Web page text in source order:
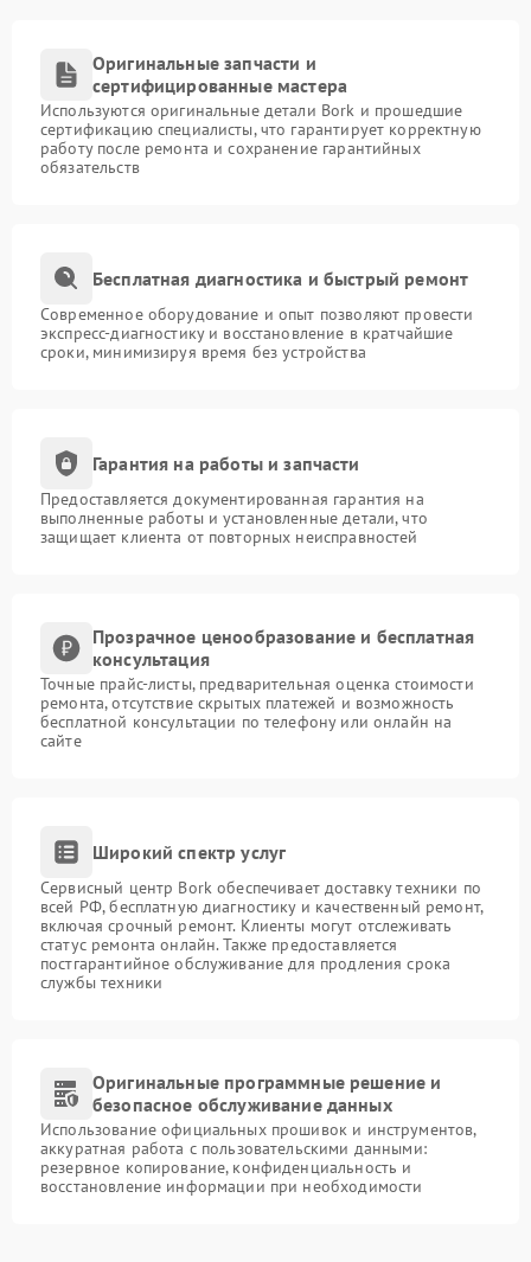
Оригинальные запчасти и
сертифицированные мастера
Используются оригинальные детали Bork и прошедшие
сертификацию специалисты, что гарантирует корректную
работу после ремонта и сохранение гарантийных
обязательств
Бесплатная диагностика и быстрый ремонт
Современное оборудование и опыт позволяют провести
экспресс-диагностику и восстановление в кратчайшие
сроки, минимизируя время без устройства
Гарантия на работы и запчасти
Предоставляется документированная гарантия на
выполненные работы и установленные детали, что
защищает клиента от повторных неисправностей
Прозрачное ценообразование и бесплатная
консультация
Точные прайс-листы, предварительная оценка стоимости
ремонта, отсутствие скрытых платежей и возможность
бесплатной консультации по телефону или онлайн на
сайте
Широкий спектр услуг
Сервисный центр Bork обеспечивает доставку техники по
всей РФ, бесплатную диагностику и качественный ремонт,
включая срочный ремонт. Клиенты могут отслеживать
статус ремонта онлайн. Также предоставляется
постгарантийное обслуживание для продления срока
службы техники
Оригинальные программные решение и
безопасное обслуживание данных
Использование официальных прошивок и инструментов,
аккуратная работа с пользовательскими данными:
резервное копирование, конфиденциальность и
восстановление информации при необходимости